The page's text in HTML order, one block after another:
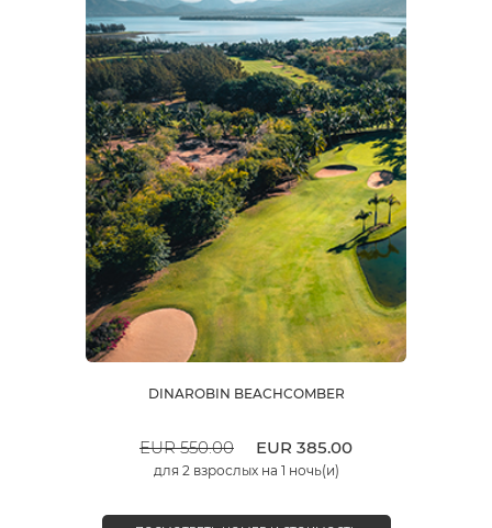
DINAROBIN BEACHCOMBER
EUR 550.00 EUR 385.00
для 2 взрослых на 1 ночь(и)